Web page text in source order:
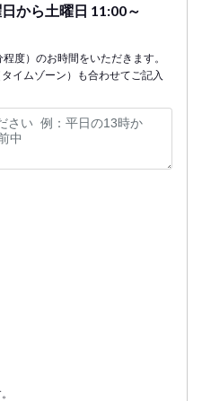
から土曜日 11:00～
度）のお時間をいただきます。
イムゾーン）も合わせてご記入